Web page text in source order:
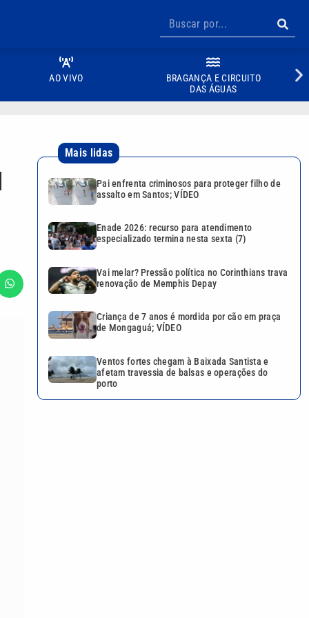
AO VIVO
BRAGANÇA E CIRCUITO
DAS ÁGUAS
Mais lidas
Pai enfrenta criminosos para proteger filho de
assalto em Santos; VÍDEO
Enade 2026: recurso para atendimento
especializado termina nesta sexta (7)
Vai melar? Pressão política no Corinthians trava
renovação de Memphis Depay
Criança de 7 anos é mordida por cão em praça
de Mongaguá; VÍDEO
Ventos fortes chegam à Baixada Santista e
afetam travessia de balsas e operações do
porto